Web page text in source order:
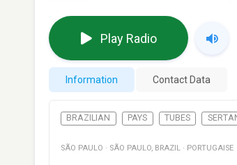
Play Radio
Information Contact Data
BRAZILIAN PAYS TUBES
SÃO PAULO · SÃO PAULO, BRAZIL · PORTUGAISE